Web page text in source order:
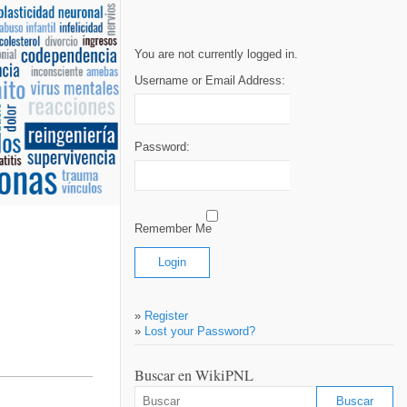
You are not currently logged in.
Username or Email Address:
Password:
Remember Me
» Register
» Lost your Password?
Buscar en WikiPNL